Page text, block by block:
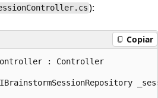
):
Copiar
: Controller